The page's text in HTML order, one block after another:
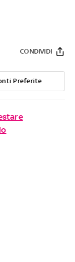
Preferite
CONDIVIDI